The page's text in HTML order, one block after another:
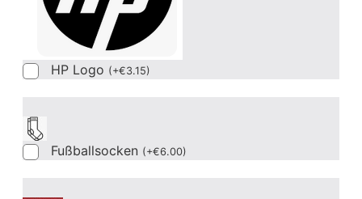
HP Logo (+€3.15)
Fußballsocken (+€6.00)